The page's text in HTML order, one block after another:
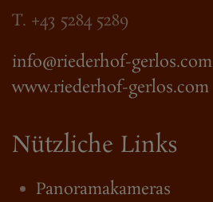
T. +43 5284 5289
info@riederhof-gerlos.com
www.riederhof-gerlos.com
Nützliche Links
Panoramakameras